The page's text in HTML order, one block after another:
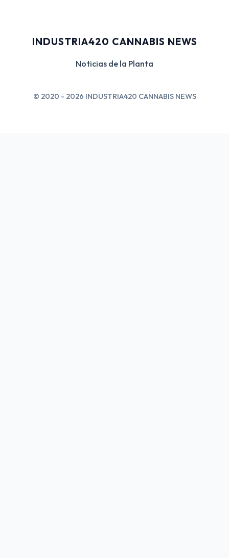
INDUSTRIA420 CANNABIS NEWS
Noticias de la Planta
© 2020 - 2026 INDUSTRIA420 CANNABIS NEWS